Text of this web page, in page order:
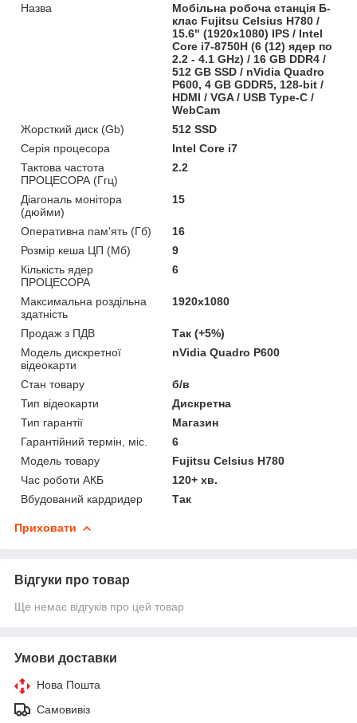
Назва
Мобільна робоча станція Б-
клас Fujitsu Celsius H780 /
15.6" (1920x1080) IPS / Intel
Core i7-8750H (6 (12) ядер по
2.2 - 4.1 GHz) / 16 GB DDR4 /
512 GB SSD / nVidia Quadro
P600, 4 GB GDDR5, 128-bit /
HDMI / VGA / USB Type-C /
WebCam
Жорсткий диск (Gb)
512 SSD
Серія процесора
Intel Core i7
Тактова частота
ПРОЦЕСОРА (Ггц)
2.2
Діагональ монітора
(дюйми)
15
Оперативна пам'ять (Гб)
16
Розмір кеша ЦП (Мб)
9
Кількість ядер
ПРОЦЕСОРА
6
Максимальна роздільна
здатність
1920x1080
Продаж з ПДВ
Так (+5%)
Модель дискретної
відеокарти
nVidia Quadro P600
Стан товару
б/в
Тип відеокарти
Дискретна
Тип гарантії
Магазин
Гарантійний термін, міс.
6
Модель товару
Fujitsu Celsius H780
Час роботи АКБ
120+ хв.
Вбудований кардридер
Так
Приховати
Відгуки про товар
Ще немає відгуків про цей товар
Умови доставки
Нова Пошта
Самовивіз